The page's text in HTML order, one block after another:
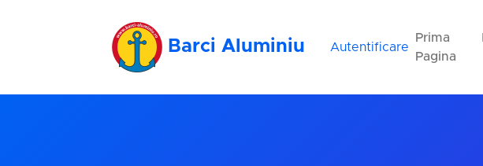
Barci Aluminiu Autentificare
Prima
Pagina